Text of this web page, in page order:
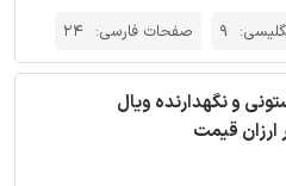
9 صفحات فارسی: 24
و نگهدارنده ویال
ارزان قیمت